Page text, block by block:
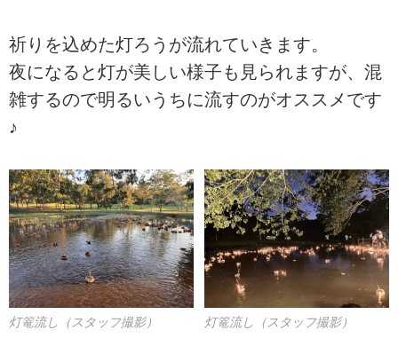
祈りを込めた灯ろうが流れていきます。
夜になると灯が美しい様子も見られますが、混
雑するので明るいうちに流すのがオススメです
♪
灯篭流し（スタッフ撮影） 灯篭流し（スタッフ撮影）